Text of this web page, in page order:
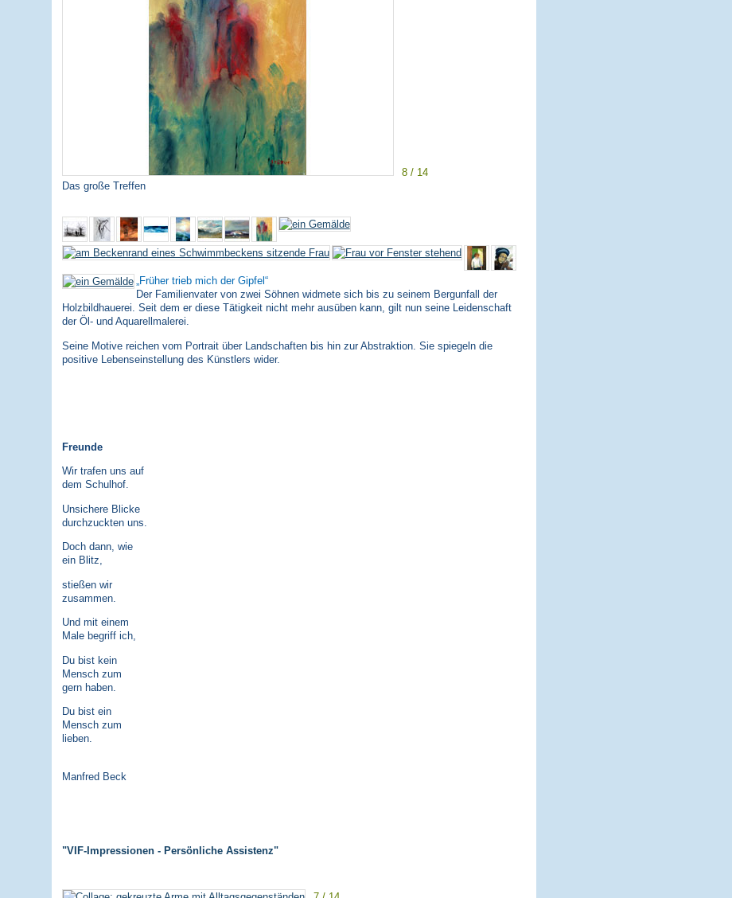
8 / 14
Das große Treffen
Früher trieb mich der Gipfel
Der Familienvater von zwei Söhnen widmete sich bis zu seinem Bergunfall der
Holzbildhauerei. Seit dem er diese Tätigkeit nicht mehr ausüben kann, gilt nun seine Leidenschaft
der Öl- und Aquarellmalerei.
Seine Motive reichen vom Portrait über Landschaften bis hin zur Abstraktion. Sie spiegeln die
positive Lebenseinstellung des Künstlers wider.
Freunde
Wir trafen uns auf
dem Schulhof.
Unsichere Blicke
durchzuckten uns.
Doch dann, wie
ein Blitz,
stießen wir
zusammen.
Und mit einem
Male begriff ich,
Du bist kein
Mensch zum
gern haben.
Du bist ein
Mensch zum
lieben.
Manfred Beck
"VIF-Impressionen - Persönliche Assistenz"